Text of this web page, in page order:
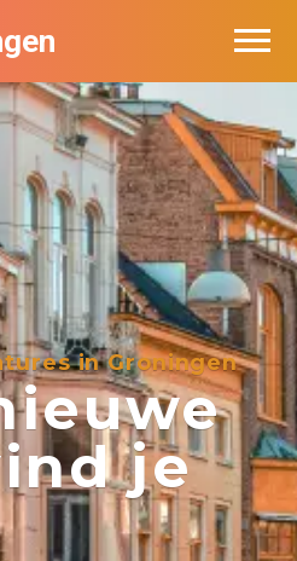
in Groningen
je
in Groningen